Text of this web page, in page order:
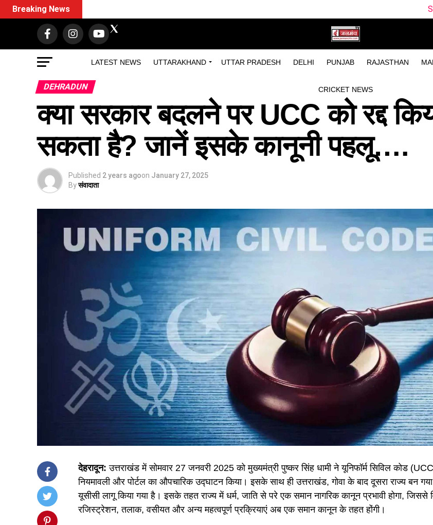
LATEST NEWS UTTARAKHAND UTTAR PRADESH DELHI PUNJAB RAJASTHAN
CRICKET NEWS
Breaking News SOB vs MO
DEHRADUN
क्या सरकार बदलने पर UCC को रद्द
सकता है? जानें इसके कानूनी पहलू….
Published 2 years agoon January 27, 2025
Byसंवादाता
देहरादून: उत्तराखंड में सोमवार 27 जनवरी 2025 को मुख्यमंत्री पुष्कर सिंह धामी ने यूनिफॉर्म सिविल कोड
नियमावली और पोर्टल का औपचारिक उद्घाटन किया। इसके साथ ही उत्तराखंड, गोवा के बाद दूसरा राज्य बन
यूसीसी लागू किया गया है। इसके तहत राज्य में धर्म, जाति से परे एक समान नागरिक कानून प्रभावी होगा, जिससे
रजिस्ट्रेशन, तलाक, वसीयत और अन्य महत्वपूर्ण प्रक्रियाएं अब एक समान कानून के तहत होंगी।